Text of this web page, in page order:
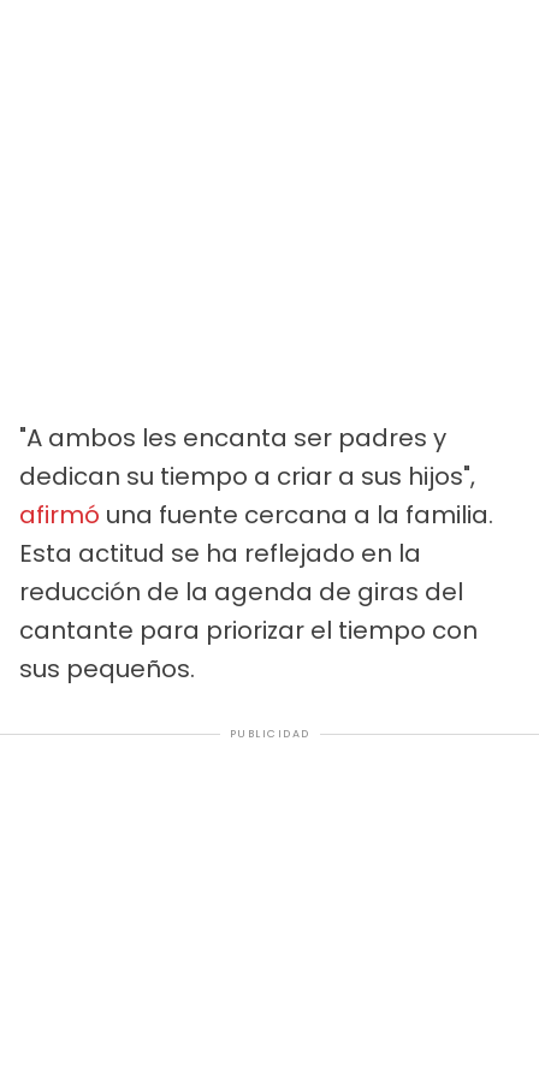
"A ambos les encanta ser padres y
dedican su tiempo a criar a sus hijos",
afirmó una fuente cercana a la familia.
Esta actitud se ha reflejado en la
reducción de la agenda de giras del
cantante para priorizar el tiempo con
sus pequeños.
PUBLICIDAD